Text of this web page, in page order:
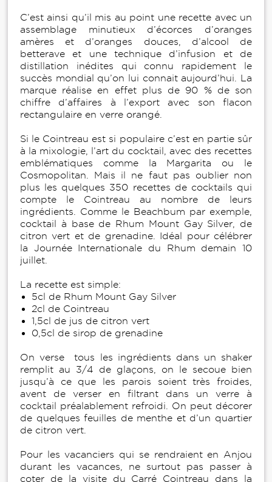
C’est ainsi qu’il mis au point une recette avec un
assemblage minutieux d’écorces d’oranges
amères et d’oranges douces, d’alcool de
betterave et une technique d’infusion et de
distillation inédites qui connu rapidement le
succès mondial qu’on lui connait aujourd’hui. La
marque réalise en effet plus de 90 % de son
chiffre d’affaires à l’export avec son flacon
rectangulaire en verre orangé.
Si le Cointreau est si populaire c’est en partie sûr
à la mixologie, l’art du cocktail, avec des recettes
emblématiques comme la Margarita ou le
Cosmopolitan. Mais il ne faut pas oublier non
plus les quelques 350 recettes de cocktails qui
compte le Cointreau au nombre de leurs
ingrédients. Comme le Beachbum par exemple,
cocktail à base de Rhum Mount Gay Silver, de
citron vert et de grenadine. Idéal pour célébrer
la Journée Internationale du Rhum demain 10
juillet.
La recette est simple:
5cl de Rhum Mount Gay Silver
2cl de Cointreau
1,5cl de jus de citron vert
0,5cl de sirop de grenadine
On verse tous les ingrédients dans un shaker
remplit au 3/4 de glaçons, on le secoue bien
jusqu’à ce que les parois soient très froides,
avent de verser en filtrant dans un verre à
cocktail préalablement refroidi. On peut décorer
de quelques feuilles de menthe et d’un quartier
de citron vert.
Pour les vacanciers qui se rendraient en Anjou
durant les vacances, ne surtout pas passer à
coter de la visite du Carré Cointreau dans la